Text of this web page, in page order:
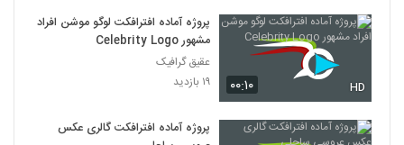
35
آموزش موتور بازی سازی Stingray
۱۸۴ بازدید
36
آموزش مدلسازی و رندرینگ ماسک ایمنی در
ZBrush و KeyShot
۰۰:۱۰ HD
پروژه آماده افترافکت لوگو موشن افراد
مشهور Celebrity Logo
عقیق گرافیک
۱۹ بازدید
پروژه آماده افترافکت گالری عکس